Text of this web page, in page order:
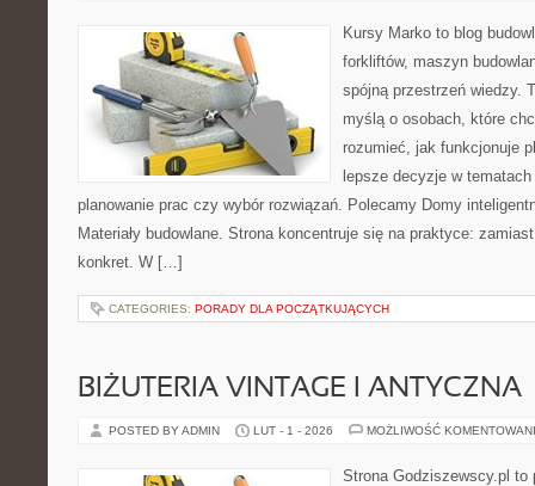
Kursy Marko to blog
forkliftów, maszyn
spójną przestrzeń wiedzy.
myślą o osobach, które
rozumieć, jak funkcjonuje
lepsze decyzje w
planowanie prac czy wybór rozwiązań. Polecamy Domy
Materiały budowlane. Strona koncentruje się na praktyce:
konkret. W […]
CATEGORIES: PORADY DLA POCZĄTKUJĄCYCH
BIŻUTERIA VINTAGE I ANTYCZNA
POSTED BY ADMIN LUT - 1 - 2026 MOŻLIWOŚĆ
Strona Godziszewscy.pl to